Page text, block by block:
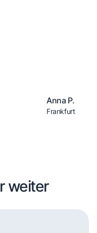
Anna P.
Frankfurt
weiter